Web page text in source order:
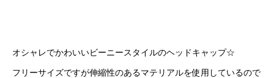
オシャレでかわいいビーニースタイルのヘッドキャップ☆
フリーサイズですが伸縮性のあるマテリアルを使用しているので